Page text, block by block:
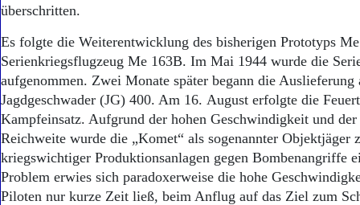
überschritten.
Es folgte die Weiterentwicklung des bisherigen Prototyps
Serienkriegsflugzeug Me 163B. Im Mai 1944 wurde die
aufgenommen. Zwei Monate später begann die Auslieferung
Jagdgeschwader (JG) 400. Am 16. August erfolgte die
Kampfeinsatz. Aufgrund der hohen Geschwindigkeit und
Reichweite wurde die „Komet“ als sogenannter Objektjäger
kriegswichtiger Produktionsanlagen gegen Bombenangriffe
Problem erwies sich paradoxerweise die hohe
Piloten nur kurze Zeit ließ, beim Anflug auf das Ziel zum